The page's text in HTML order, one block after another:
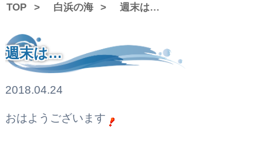
TOP 白浜の海 週末は…
週末は…
2018.04.24
おはようございます